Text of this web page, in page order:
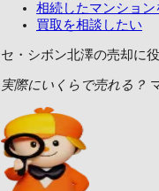
相続したマンション
買取を相談したい
セ・シボン北澤の売却に
実際にいくらで売れる？